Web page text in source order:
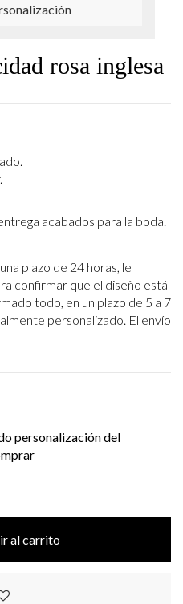
rosa inglesa
acabados para la boda.
plazo de 24 horas, le
confirmar que el diseño está
todo, en un plazo de 5 a 7
personalizado. El envío
personalización del
al carrito